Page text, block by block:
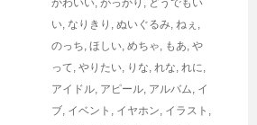
かわいい, がっかり , どうでもい
い, なりきり , ぬいぐるみ, ねぇ ,
のっち, ほしい, めちゃ, もあ, や
って, やりたい, りな, れな, れに,
アイドル, アピール, アルバム, イ
ブ, イベント , イヤホン, イラスト ,